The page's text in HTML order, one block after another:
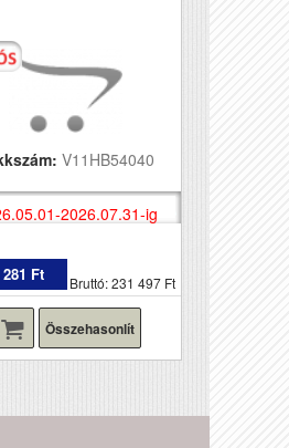
V11HB54040
2026.07.31-ig
281 Ft
Bruttó: 231 497 Ft
Összehasonlít